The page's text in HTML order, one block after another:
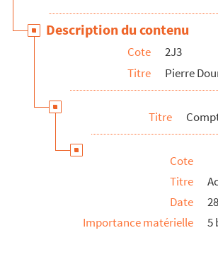
Description du contenu
Cote
2J3
Titre
Pierre
Titre
Cote
Titre
Date
Importance matérielle
5